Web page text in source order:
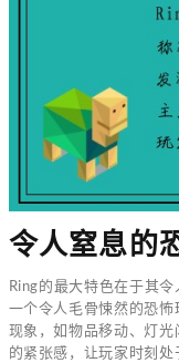
令人窒息的
Ring的最大特色在于其
一个令人毛骨悚然的恐
现象，如物品移动、灯
的紧张感，让玩家时刻处